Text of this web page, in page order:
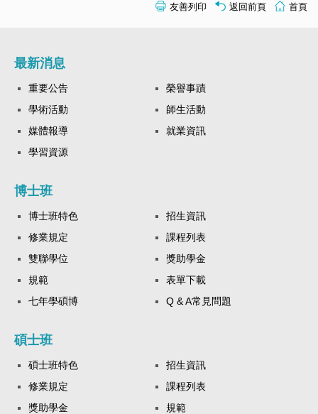
友善列印 返回前頁 首頁
最新消息
重要公告
榮譽事蹟
學術活動
師生活動
媒體報導
就業資訊
學習資源
博士班
博士班特色
招生資訊
修業規定
課程列表
雙聯學位
獎助學金
規範
表單下載
七年學碩博
Q & A常見問題
碩士班
碩士班特色
招生資訊
修業規定
課程列表
獎助學金
規範